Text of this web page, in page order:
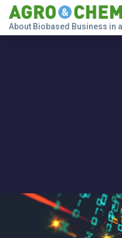
About Biobased Business in